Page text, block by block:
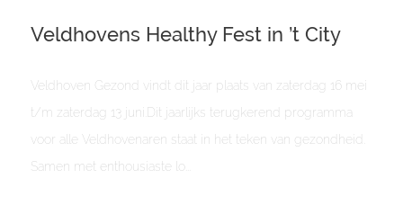
Veldhovens Healthy Fest in ’t City
Veldhoven Gezond vindt dit jaar plaats van zaterdag 16 mei
t/m zaterdag 13 juni.Dit jaarlijks terugkerend programma
voor alle Veldhovenaren staat in het teken van gezondheid.
Samen met enthousiaste lo...